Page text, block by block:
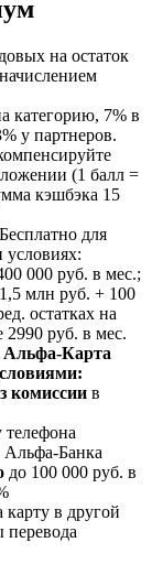
на остаток
категорию, 7% в
у партнеров.
(1 балл =
кэшбэка 15
для
условиях:
000 руб. в мес.;
1,5 млн руб. + 100
остатках на
2990 руб. в мес.
Альфа-Карта
комиссии в
Альфа-Банка
до 100 000 руб. в
в другой
перевода